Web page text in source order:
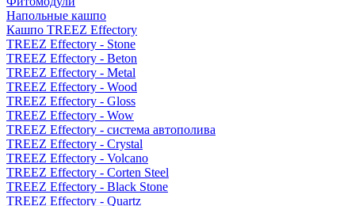
Напольные кашпо
Кашпо TREEZ Effectory
TREEZ Effectory - Stone
TREEZ Effectory - Beton
TREEZ Effectory - Metal
TREEZ Effectory - Wood
TREEZ Effectory - Gloss
TREEZ Effectory - Wow
TREEZ Effectory - система автополива
TREEZ Effectory - Crystal
TREEZ Effectory - Volcano
TREEZ Effectory - Corten Steel
TREEZ Effectory - Black Stone
TREEZ Effectory - Quartz